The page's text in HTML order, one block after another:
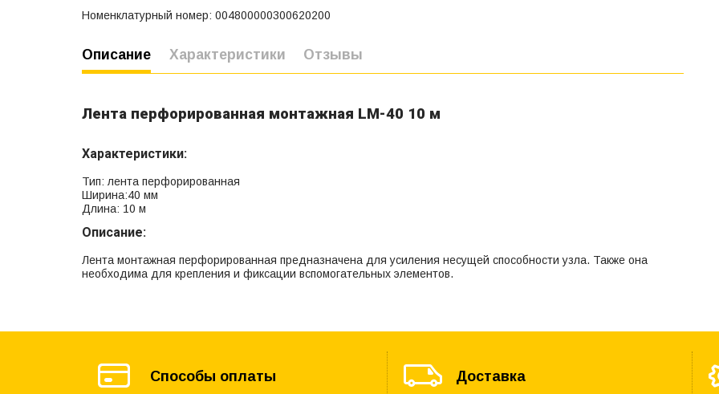
Номенклатурный номер: 004800000300620200
Описание Характеристики Отзывы
Лента перфорированная монтажная LМ-40 10 м
Характеристики:
Тип: лента перфорированная
Ширина:40 мм
Длина: 10 м
Описание:
Лента монтажная перфорированная предназначена для усиления несущей способности узла. Также она
необходима для крепления и фиксации вспомогательных элементов.
Способы оплаты Доставка